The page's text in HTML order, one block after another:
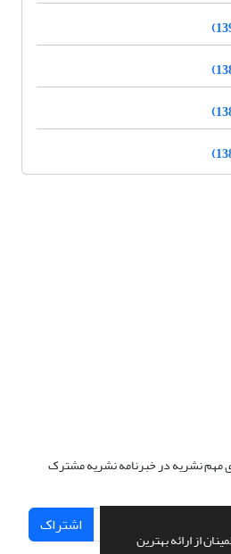
از ارائه بهترین
مهم نشریه در خبرنامه نشریه مشترک
اشتراک